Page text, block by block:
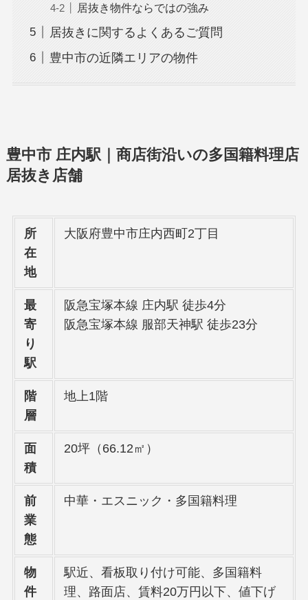
居抜き物件ならではの強み
居抜きに関するよくあるご質問
豊中市の近隣エリアの物件
豊中市 庄内駅｜商店街沿いの多国籍料理店
居抜き店舗
所
在
地
大阪府豊中市庄内西町2丁目
最
寄
り
駅
阪急宝塚本線 庄内駅 徒歩4分
阪急宝塚本線 服部天神駅 徒歩23分
階
層
地上1階
面
積
20坪（66.12㎡）
前
業
態
中華・エスニック・多国籍料理
物
件
駅近、看板取り付け可能、多国籍料
理、路面店、賃料20万円以下、値下げ